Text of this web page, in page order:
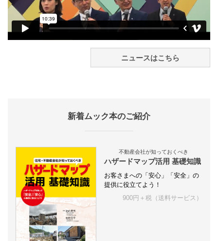
ニュースはこちら
新着ムック本のご紹介
不動産会社が知っておくべき
ハザードマップ活用 基礎知識
お客さまへの「安心」「安全」の
提供に役立てよう！
900円＋税（送料サービス）